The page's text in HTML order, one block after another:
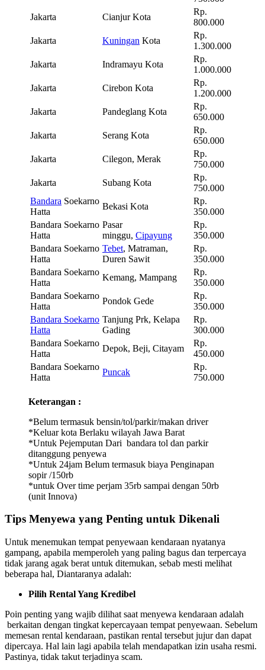
Jakarta
Cianjur Kota
Rp.
800.000
Jakarta
Kuningan Kota
Rp.
1.300.000
Jakarta
Indramayu Kota
Rp.
1.000.000
Jakarta
Cirebon Kota
Rp.
1.200.000
Jakarta
Pandeglang Kota
Rp.
650.000
Jakarta
Serang Kota
Rp.
650.000
Jakarta
Cilegon, Merak
Rp.
750.000
Jakarta
Subang Kota
Rp.
750.000
Bandara Soekarno
Hatta
Bekasi Kota
Rp.
350.000
Bandara Soekarno
Hatta
Pasar
minggu, Cipayung
Rp.
350.000
Bandara Soekarno
Hatta
Tebet, Matraman,
Duren Sawit
Rp.
350.000
Bandara Soekarno
Hatta
Kemang, Mampang
Rp.
350.000
Bandara Soekarno
Hatta
Pondok Gede
Rp.
350.000
Bandara Soekarno
Hatta
Tanjung Prk, Kelapa
Gading
Rp.
300.000
Bandara Soekarno
Hatta
Depok, Beji, Citayam
Rp.
450.000
Bandara Soekarno
Hatta
Puncak
Rp.
750.000
Keterangan :
*Belum termasuk bensin/tol/parkir/makan driver
*Keluar kota Berlaku wilayah Jawa Barat
*Untuk Pejemputan Dari bandara tol dan parkir
ditanggung penyewa
*Untuk 24jam Belum termasuk biaya Penginapan
sopir /150rb
*untuk Over time perjam 35rb sampai dengan 50rb
(unit Innova)
Tips Menyewa yang Penting untuk Dikenali
Untuk menemukan tempat penyewaan kendaraan nyatanya
gampang, apabila memperoleh yang paling bagus dan terpercaya
tidak jarang agak berat untuk ditemukan, sebab mesti melihat
beberapa hal, Diantaranya adalah:
Pilih Rental Yang Kredibel
Poin penting yang wajib dilihat saat menyewa kendaraan adalah
berkaitan dengan tingkat kepercayaan tempat penyewaan. Sebelum
memesan rental kendaraan, pastikan rental tersebut jujur dan dapat
dipercaya. Hal lain lagi apabila telah mendapatkan izin usaha resmi.
Pastinya, tidak takut terjadinya scam.